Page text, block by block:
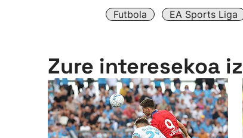
Futbola EA Sports Liga
Zure interesekoa